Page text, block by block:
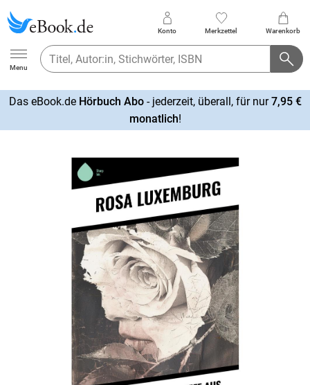
Ebook.de
Menu
Konto Merkzettel Warenkorb
Das eBook.de Hörbuch Abo- jederzeit, überall, für nur7,95 €
monatlich!